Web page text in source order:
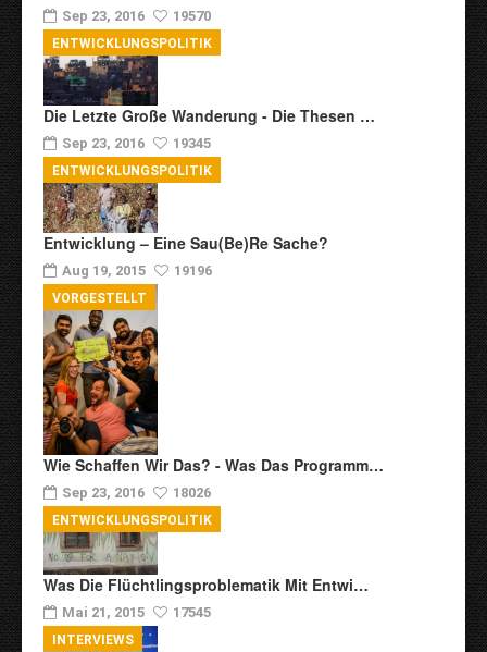
Sep 23, 2016 19570
Die Letzte Große Wanderung - Die Thesen …
Sep 23, 2016 19345
ENTWICKLUNGSPOLITIK
Entwicklung – Eine Sau(be)re Sache?
Aug 19, 2015 19196
ENTWICKLUNGSPOLITIK
Wie Schaffen Wir Das? - Was Das Programm…
Sep 23, 2016 18026
VORGESTELLT
Was Die Flüchtlingsproblematik Mit Entwi…
Mai 21, 2015 17545
ENTWICKLUNGSPOLITIK
INTERVIEWS